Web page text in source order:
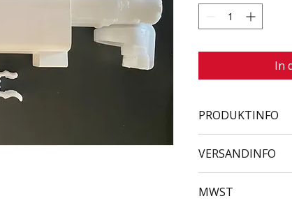
In
PRODUKTINFO
VERSANDINFO
MWST